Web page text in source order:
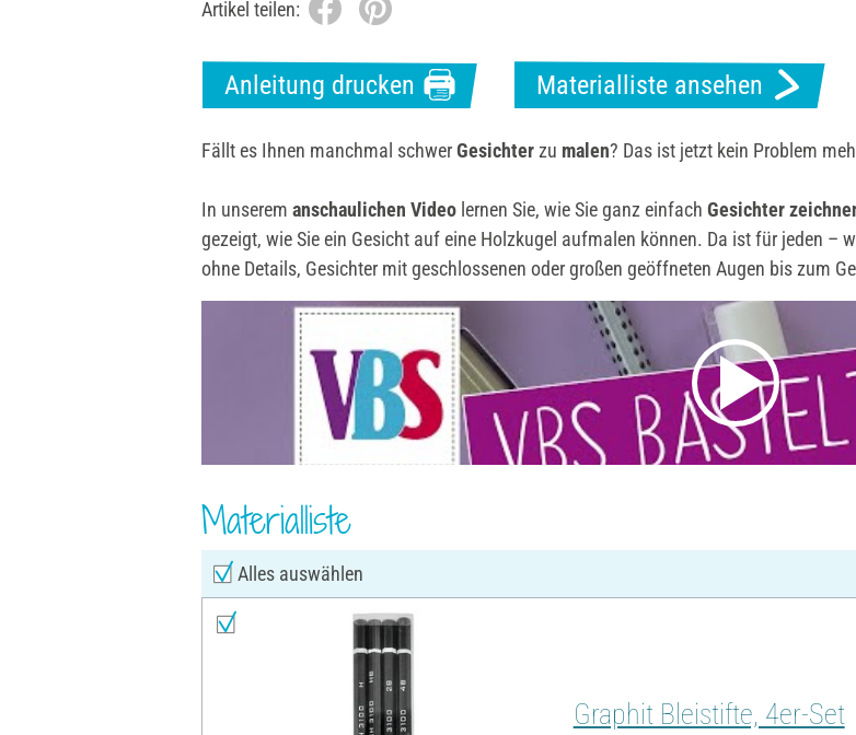
Artikel teilen:
Anleitung drucken Materialliste ansehen
Fällt es Ihnen manchmal schwerGesichterzu malen? Das ist jetzt kein Problem
In unserem anschaulichen Video lernen Sie, wie Sie ganz einfach Gesichter
gezeigt, wie Sie ein Gesicht auf eine Holzkugel aufmalen können. Da ist für jeden –
ohne Details, Gesichter mit geschlossenen oder großen geöffneten Augen bis zum
Materialliste
Alles auswählen
Graphit Bleistifte, 4er-Set